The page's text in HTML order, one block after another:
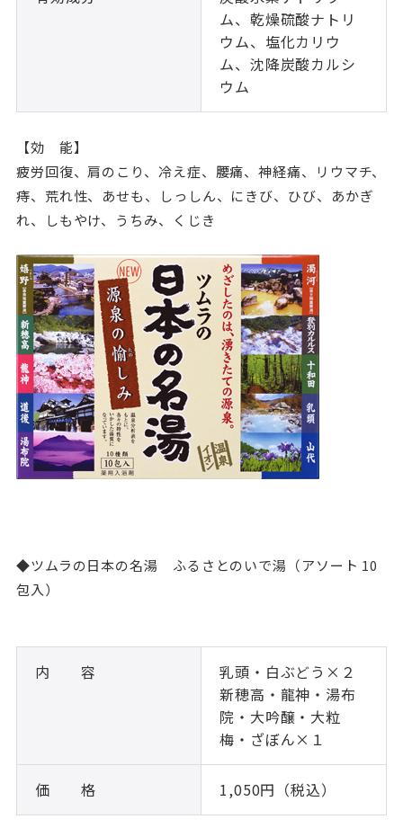
ム、乾燥硫酸ナトリ
ウム、塩化カリウ
ム、沈降炭酸カルシ
ウム
【効 能】
疲労回復、肩のこり、冷え症、腰痛、神経痛、リウマチ、
痔、荒れ性、あせも、しっしん、にきび、ひび、あかぎ
れ、しもやけ、うちみ、くじき
◆ツムラの日本の名湯 ふるさとのいで湯（アソート 10
包入）
内 容
乳頭・白ぶどう×２
新穂高・龍神・湯布
院・大吟醸・大粒
梅・ざぼん×１
価 格 1,050円（税込）